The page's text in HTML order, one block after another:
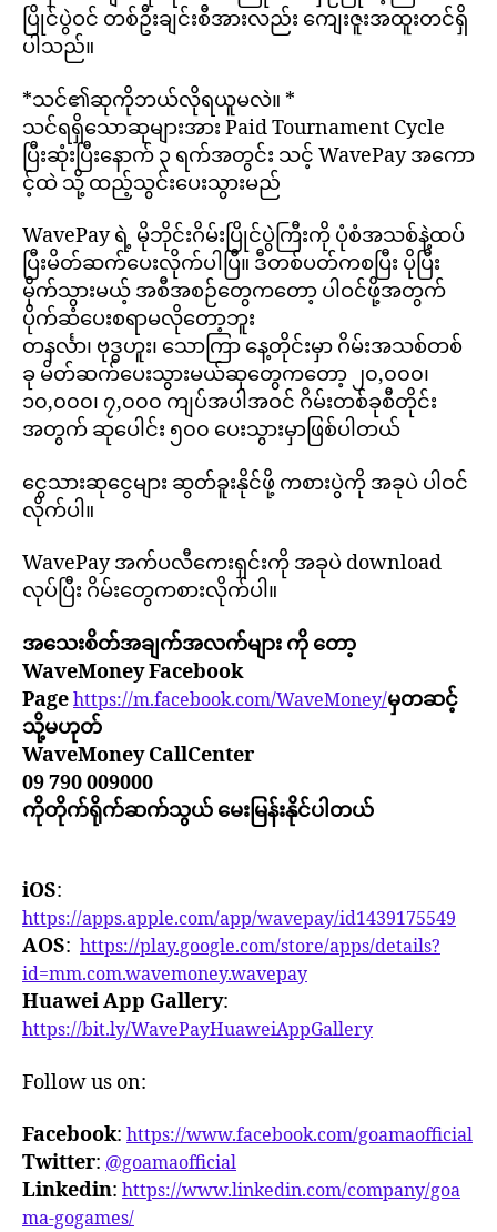
ပြိုင်ပွဲဝင် တစ်ဦးချင်းစီအားလည်း ကျေးဇူးအထူးတင်ရှိ
ပါသည်။
*သင်၏ဆုကိုဘယ်လိုရယူမလဲ။ *
သင်ရရှိသောဆုများအား Paid Tournament Cycle
ပြီးဆုံးပြီးနောက် ၃ ရက်အတွင်း သင့် WavePay အကော
င့်ထဲ သို့ ထည့်သွင်းပေးသွားမည်
WavePay ရဲ့ မိုဘိုင်းဂိမ်းပြိုင်ပွဲကြီးကို ပုံစံအသစ်နဲ့ထပ်
ပြီးမိတ်ဆက်ပေးလိုက်ပါပြီ။ ဒီတစ်ပတ်ကစပြီး ပိုပြီး
မိုက်သွားမယ့် အစီအစဉ်တွေကတော့ ပါဝင်ဖို့အတွက်
ပိုက်ဆံပေးစရာမလိုတော့ဘူး
တနင်္လာ၊ ဗုဒ္ဓဟူး၊ သောကြာ နေ့တိုင်းမှာ ဂိမ်းအသစ်တစ်
ခု မိတ်ဆက်ပေးသွားမယ်ဆုတွေကတော့ ၂၀,၀၀၀၊
၁၀,၀၀၀၊ ၇,၀၀၀ ကျပ်အပါအဝင် ဂိမ်းတစ်ခုစီတိုင်း
အတွက် ဆုပေါင်း ၅၀၀ ပေးသွားမှာဖြစ်ပါတယ်
ငွေသားဆုငွေများ ဆွတ်ခူးနိုင်ဖို့ ကစားပွဲကို အခုပဲ ပါဝင်
လိုက်ပါ။
WavePay အက်ပလီကေးရှင်းကို အခုပဲ download
လုပ်ပြီး ဂိမ်းတွေကစားလိုက်ပါ။
အသေးစိတ်အချက်အလက်များ ကို တော့
WaveMoney Facebook
Page https://m.facebook.com/WaveMoney/မှတဆင့်
သို့မဟုတ်
WaveMoney CallCenter
09 790 009000
ကိုတိုက်ရိုက်ဆက်သွယ် မေးမြန်းနိုင်ပါတယ်
iOS:
https://apps.apple.com/app/wavepay/id1439175549
AOS: https://play.google.com/store/apps/details?
id=mm.com.wavemoney.wavepay
Huawei App Gallery:
https://bit.ly/WavePayHuaweiAppGallery
Follow us on:
Facebook: https://www.facebook.com/goamaofficial
Twitter: @goamaofficial
Linkedin: https://www.linkedin.com/company/goa
ma-gogames/